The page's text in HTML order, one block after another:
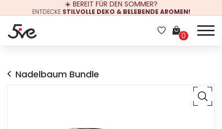
☀️ BEREIT FÜR DEN SOMMER?
ENTDECKE STILVOLLE DEKO & BELEBENDE AROMEN!
0
Nadelbaum Bundle